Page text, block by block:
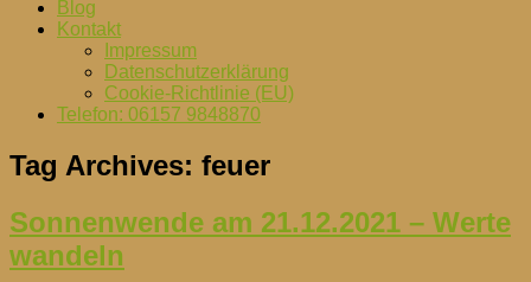
Blog
Kontakt
Impressum
Datenschutzerklärung
Cookie-Richtlinie (EU)
Telefon: 06157 9848870
Tag Archives: feuer
Sonnenwende am 21.12.2021 – Werte
wandeln